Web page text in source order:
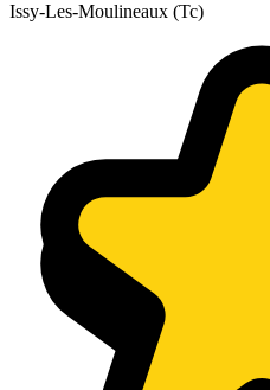
Issy-Les-Moulineaux (Tc)